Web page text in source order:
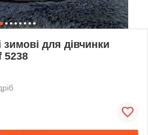
зимові для дівчинки
5238